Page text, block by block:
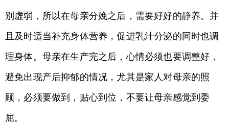
别虚弱，所以在母亲分娩之后，需要好好的静养。并
且及时适当补充身体营养，促进乳汁分泌的同时也调
理身体。母亲在生产完之后，心情必须也要调整好，
避免出现产后抑郁的情况，尤其是家人对母亲的照
顾，必须要做到，贴心到位，不要让母亲感觉到委
屈。